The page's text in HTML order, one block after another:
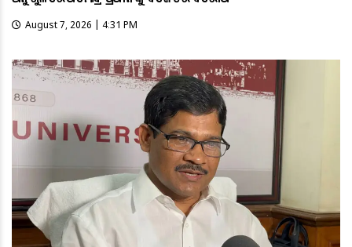
August 7, 2026 | 4:31 PM